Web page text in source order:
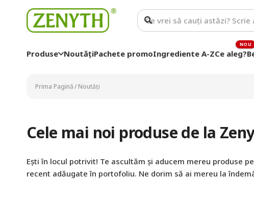
Produse NoutățiPachete promoIngrediente A-ZCe aleg?
Prima Pagină/Noutăți
Cele mai noi produse de la
Ești în locul potrivit! Te ascultăm și aducem mereu produse
recent adăugate în portofoliu. Ne dorim să ai mereu la